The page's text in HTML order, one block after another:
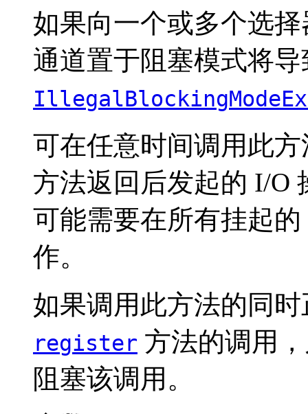
如果向一个或多个选
通道置于阻塞模式将
可在任意时间调用此
方法返回后发起的 I/O
可能需要在所有挂起
作。
如果调用此方法的同
register 方法的调用
阻塞该调用。